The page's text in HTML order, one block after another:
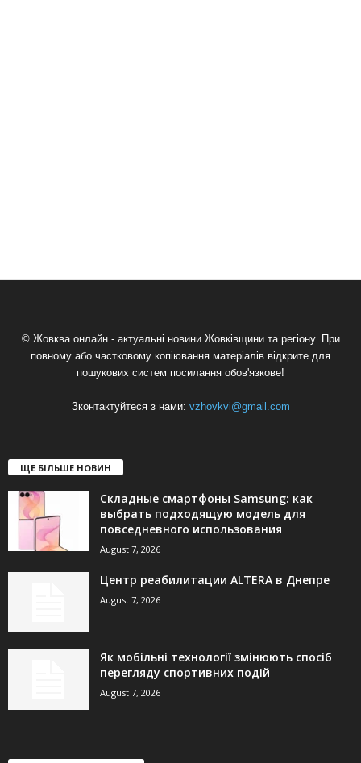
© Жовква онлайн - актуальні новини Жовківщини та регіону. При
повному або частковому копіювання матеріалів відкрите для
пошукових систем посилання обов'язкове!
Зконтактуйтеся з нами: vzhovkvi@gmail.com
ЩЕ БІЛЬШЕ НОВИН
Складные смартфоны Samsung: как
выбрать подходящую модель для
повседневного использования
August 7, 2026
Центр реабилитации ALTERA в Днепре
August 7, 2026
Як мобільні технології змінюють спосіб
перегляду спортивних подій
August 7, 2026